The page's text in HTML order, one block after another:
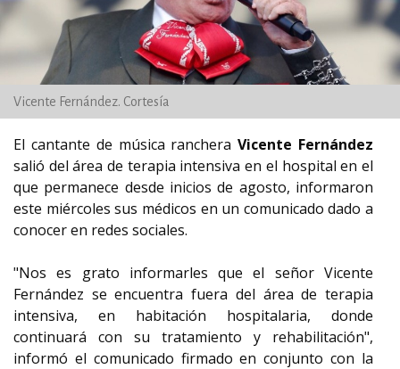
Vicente Fernández. Cortesía
El cantante de música ranchera Vicente Fernández
salió del área de terapia intensiva en el hospital en el
que permanece desde inicios de agosto, informaron
este miércoles sus médicos en un comunicado dado a
conocer en redes sociales.
"Nos es grato informarles que el señor Vicente
Fernández se encuentra fuera del área de terapia
intensiva, en habitación hospitalaria, donde
continuará con su tratamiento y rehabilitación",
informó el comunicado firmado en conjunto con la